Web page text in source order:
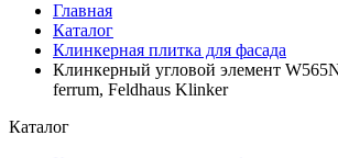
Главная
Каталог
Клинкерная плитка для фасада
Клинкерный угловой элемент
ferrum, Feldhaus Klinker
Каталог